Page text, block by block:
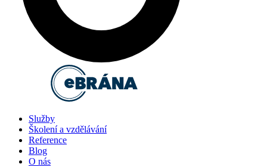
Služby
Školení a vzdělávání
Reference
Blog
O nás